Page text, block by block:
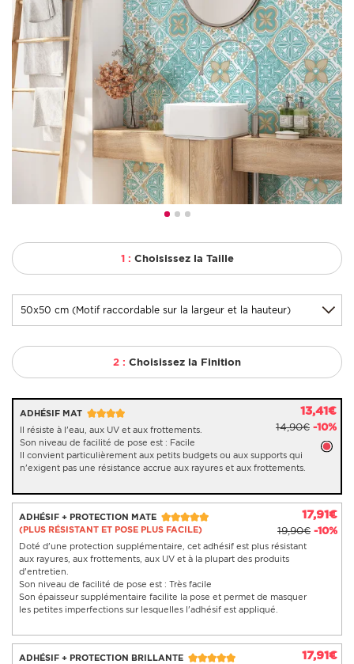
1 : Choisissez la Taille
2 : Choisissez la Finition
ADHÉSIF MAT 13,41€
14,90€ -10%
Il résiste à l'eau, aux UV et aux frottements.
Son niveau de facilité de pose est : Facile
Il convient particulièrement aux petits budgets ou aux supports qui
n'exigent pas une résistance accrue aux rayures et aux frottements.
ADHÉSIF + PROTECTION MATE
(PLUS RÉSISTANT ET POSE PLUS FACILE)
17,91€
19,90€ -10%
Doté d'une protection supplémentaire, cet adhésif est plus résistant
aux rayures, aux frottements, aux UV et à la plupart des produits
d'entretien.
Son niveau de facilité de pose est : Très facile
Son épaisseur supplémentaire facilite la pose et permet de masquer
les petites imperfections sur lesquelles l'adhésif est appliqué.
ADHÉSIF + PROTECTION BRILLANTE
17,91€